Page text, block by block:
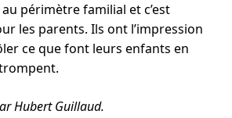
périmètre familial et c’est
les parents. Ils ont l’impression
ce que font leurs enfants en
Hubert Guillaud.